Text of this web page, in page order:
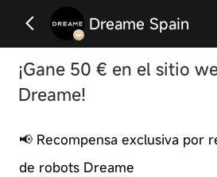
Dreame Spain
¡Gane 50 € en el sitio
Dreame!
📢 Recompensa exclusiva por
de robots Dreame